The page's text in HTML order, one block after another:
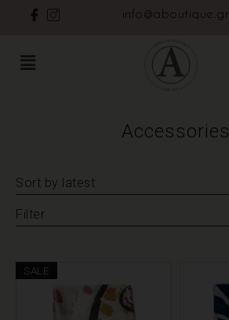
info@aboutique.gr
Accessories
Filter
Sort by latest
SALE